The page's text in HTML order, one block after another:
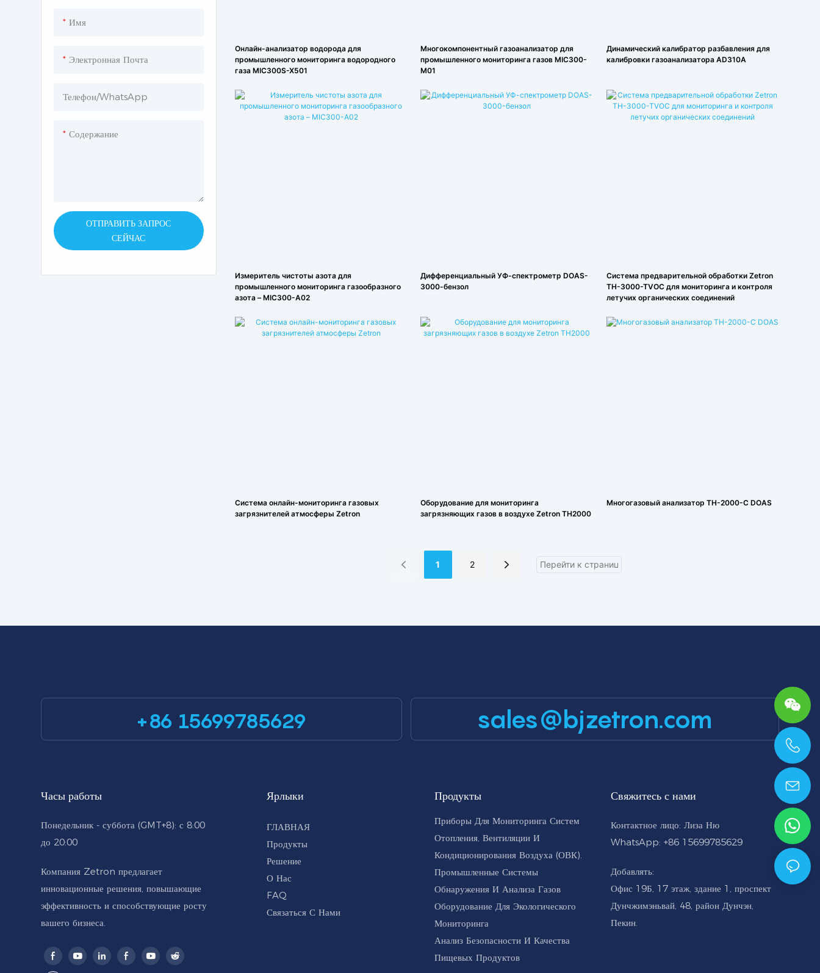
пищевых продуктов
Общие лабораторные
Имя
Электронная Почта
Телефон/WhatsApp
Содержание
ОТПРАВИТЬ ЗАПРОС
СЕЙЧАС
Онлайн-анализатор водорода для
промышленного мониторинга водородного
газа MIC300S-X501
Многокомпонентный газоанализатор для
промышленного мониторинга газов MIC300-
M01
Динамический калибратор разбавления для
калибровки газоанализатора AD310A
Измеритель чистоты азота для
промышленного мониторинга газообразного
азота – MIC300-A02
Дифференциальный УФ-спектрометр DOAS-
3000-бензол
Система предварительной обработки Zetron
TH-3000-TVOC для мониторинга и контроля
летучих органических соединений
Система онлайн-мониторинга газовых
загрязнителей атмосферы Zetron
Оборудование для мониторинга
загрязняющих газов в воздухе Zetron TH2000
Многогазовый анализатор TH-2000-C DOAS
1 2
+86 15699785629 sales@bjzetron.com
Часы работы
Понедельник - суббота (GMT+8): с 8:00
до 20:00
Компания Zetron предлагает
инновационные решения, повышающие
эффективность и способствующие росту
вашего бизнеса.
Ярлыки
ГЛАВНАЯ
Продукты
Решение
О Нас
FAQ
Связаться С Нами
Продукты
Приборы Для Мониторинга Систем
Отопления, Вентиляции И
Кондиционирования Воздуха (ОВК).
Промышленные Системы
Обнаружения И Анализа Газов
Оборудование Для Экологического
Мониторинга
Анализ Безопасности И Качества
Пищевых Продуктов
Свяжитесь с нами
Контактное лицо: Лиза Ню
WhatsApp: +86 15699785629
Добавлять:
Офис 19Б, 17 этаж, здание 1, проспект
Дунчжимэньвай, 48, район Дунчэн,
Пекин.